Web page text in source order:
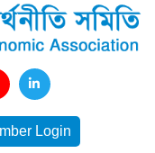
Login